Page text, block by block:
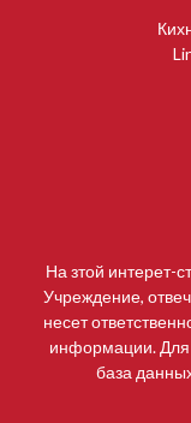
На зтой интерет-
Учреждение,
несет
информации. Для
база